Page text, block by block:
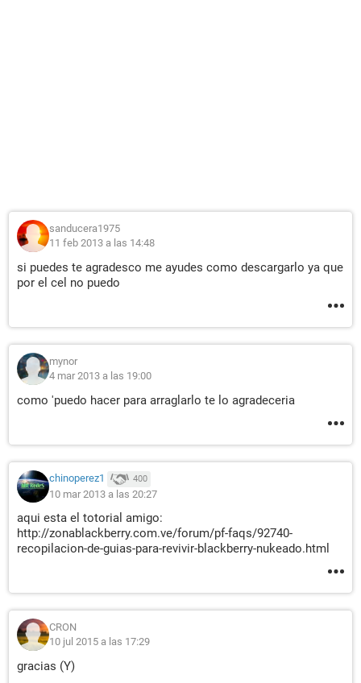
sanducera1975
11 feb 2013 a las 14:48
si puedes te agradesco me ayudes como descargarlo ya que
por el cel no puedo
mynor
4 mar 2013 a las 19:00
como 'puedo hacer para arraglarlo te lo agradeceria
chinoperez1 400
10 mar 2013 a las 20:27
aqui esta el totorial amigo:
http://zonablackberry.com.ve/forum/pf-faqs/92740-
recopilacion-de-guias-para-revivir-blackberry-nukeado.html
CRON
10 jul 2015 a las 17:29
gracias (Y)